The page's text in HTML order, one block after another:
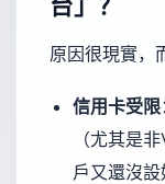
原因很現實，
信用卡受限
（尤其是
戶又還沒設